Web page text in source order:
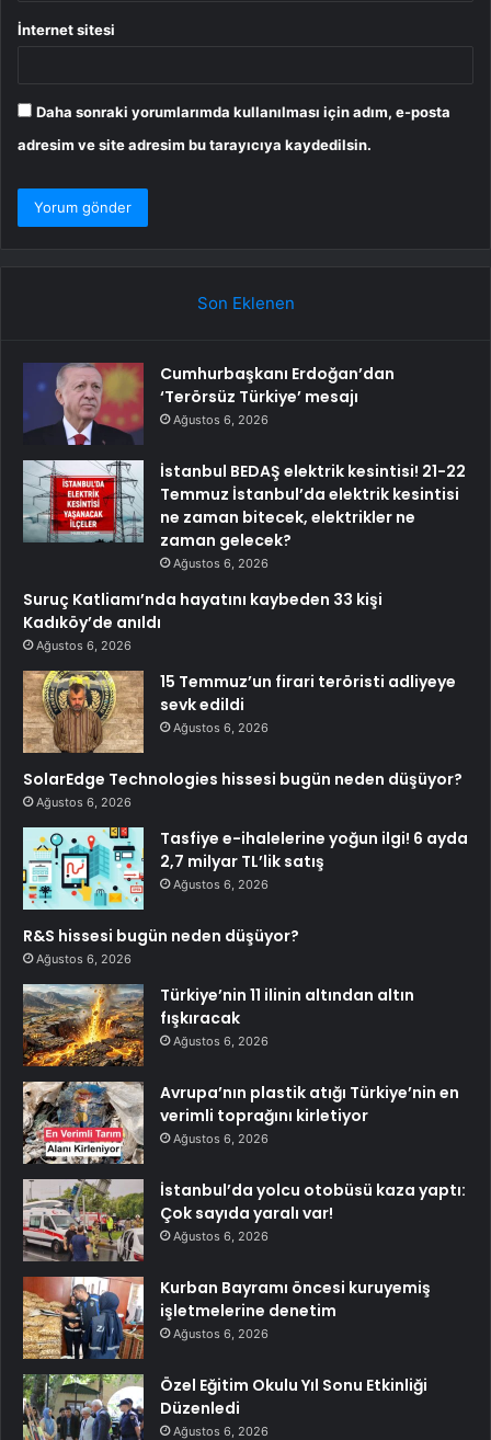
İnternet sitesi
Daha sonraki yorumlarımda kullanılması için adım, e-posta
adresim ve site adresim bu tarayıcıya kaydedilsin.
Son Eklenen
Cumhurbaşkanı Erdoğan’dan
‘Terörsüz Türkiye’ mesajı
Ağustos 6, 2026
İstanbul BEDAŞ elektrik kesintisi! 21-22
Temmuz İstanbul’da elektrik kesintisi
ne zaman bitecek, elektrikler ne
zaman gelecek?
Ağustos 6, 2026
Suruç Katliamı’nda hayatını kaybeden 33 kişi
Kadıköy’de anıldı
Ağustos 6, 2026
15 Temmuz’un firari teröristi adliyeye
sevk edildi
Ağustos 6, 2026
SolarEdge Technologies hissesi bugün neden düşüyor?
Ağustos 6, 2026
Tasfiye e-ihalelerine yoğun ilgi! 6 ayda
2,7 milyar TL’lik satış
Ağustos 6, 2026
R&S hissesi bugün neden düşüyor?
Ağustos 6, 2026
Türkiye’nin 11 ilinin altından altın
fışkıracak
Ağustos 6, 2026
Avrupa’nın plastik atığı Türkiye’nin en
verimli toprağını kirletiyor
Ağustos 6, 2026
İstanbul’da yolcu otobüsü kaza yaptı:
Çok sayıda yaralı var!
Ağustos 6, 2026
Kurban Bayramı öncesi kuruyemiş
işletmelerine denetim
Ağustos 6, 2026
Özel Eğitim Okulu Yıl Sonu Etkinliği
Düzenledi
Ağustos 6, 2026